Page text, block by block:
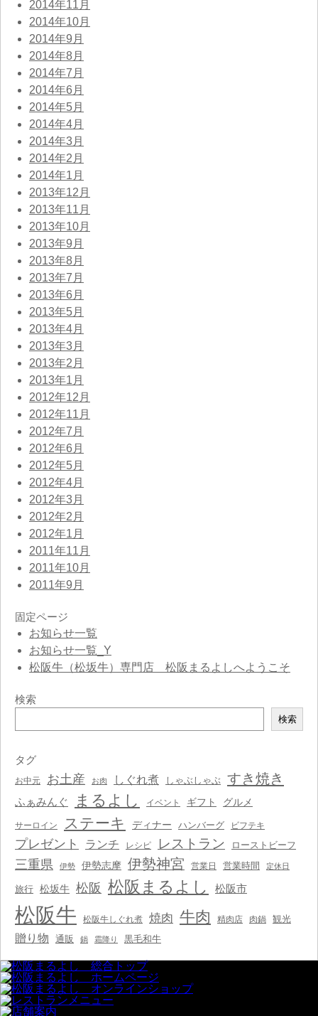
2014年11月
2014年10月
2014年9月
2014年8月
2014年7月
2014年6月
2014年5月
2014年4月
2014年3月
2014年2月
2014年1月
2013年12月
2013年11月
2013年10月
2013年9月
2013年8月
2013年7月
2013年6月
2013年5月
2013年4月
2013年3月
2013年2月
2013年1月
2012年12月
2012年11月
2012年7月
2012年6月
2012年5月
2012年4月
2012年3月
2012年2月
2012年1月
2011年11月
2011年10月
2011年9月
固定ページ
お知らせ一覧
お知らせ一覧_Y
松阪牛（松坂牛）専門店 松阪まるよしへようこそ
検索
索
検索
タグ
お中元 お土産 お肉 しぐれ煮 しゃぶしゃぶ すき焼き
ふぁみんぐ まるよし イベント ギフト グルメ
サーロイン ステーキ ディナー ハンバーグ ビフテキ
プレゼント ランチ レシピ レストラン ローストビーフ
三重県 伊勢 伊勢志摩 伊勢神宮 営業日 営業時間 定休日
旅行 松坂牛 松阪 松阪まるよし 松阪市
松阪牛 松阪牛しぐれ煮 焼肉 牛肉 精肉店 肉鍋 観光
贈り物 通販 鍋 霜降り 黒毛和牛